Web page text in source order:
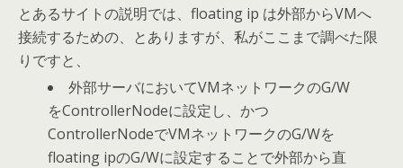
とあるサイトの説明では、floating ip は外部からVMへ
接続するための、とありますが、私がここまで調べた限
りですと、
外部サーバにおいてVMネットワークのG/W
をControllerNodeに設定し、かつ
ControllerNodeでVMネットワークのG/Wを
floating ipのG/Wに設定することで外部から直